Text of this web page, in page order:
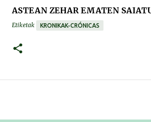
ASTEAN ZEHAR EMATEN
Etiketak KRONIKAK-CRÓNICAS